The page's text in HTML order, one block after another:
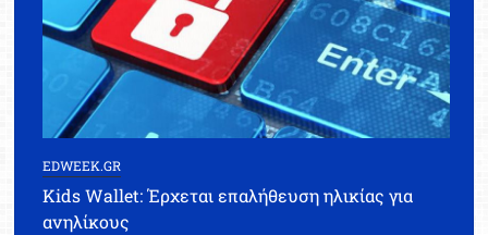
EDWEEK.GR
Kids Wallet: Έρχεται επαλήθευση ηλικίας για
ανηλίκους